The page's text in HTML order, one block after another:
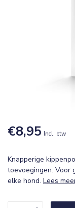
€8,95 Incl. btw
Knapperige
toevoegingen. Voor
elke hond. Lees